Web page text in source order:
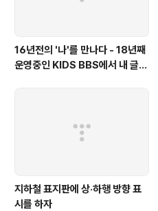
16년전의 '나'를 만나다 - 18년째
운영중인 KIDS BBS에서 내 글을
지하철 표지판에 상·하행 방향 표
시를 하자